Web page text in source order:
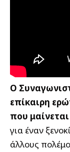
Ο
επίκαιρη
που
για έναν
άλλους